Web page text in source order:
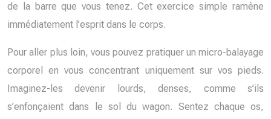
de la barre que vous tenez. Cet exercice simple ramène
immédiatement l’esprit dans le corps.
Pour aller plus loin, vous pouvez pratiquer un micro-balayage
corporel en vous concentrant uniquement sur vos pieds.
Imaginez-les devenir lourds, denses, comme s’ils
s’enfonçaient dans le sol du wagon. Sentez chaque os,